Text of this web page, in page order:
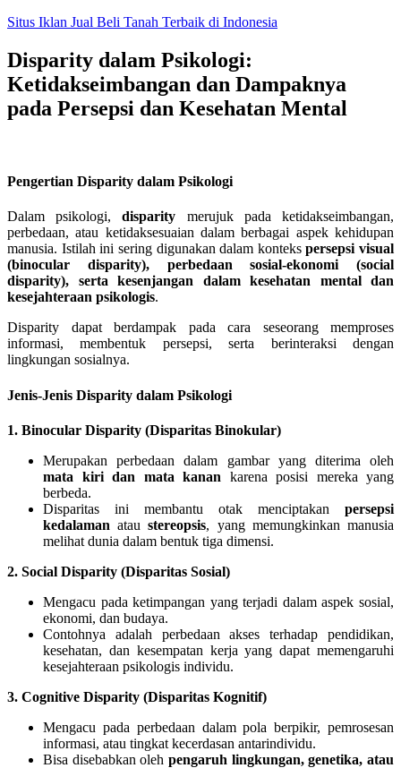
Skip
content
Situs Iklan Jual Beli Tanah Terbaik di Indonesia
Disparity dalam Psikologi:
Ketidakseimbangan dan Dampaknya
pada Persepsi dan Kesehatan Mental
Pengertian Disparity dalam Psikologi
Dalam psikologi,disparity merujuk pada ketidakseimbangan,
perbedaan, atau ketidaksesuaian dalam berbagai aspek kehidupan
manusia. Istilah ini sering digunakan dalam kontekspersepsi visual
(binocular disparity), perbedaan sosial-ekonomi (social
disparity), serta kesenjangan dalam kesehatan mental dan
kesejahteraan psikologis.
Disparity dapat berdampak pada cara seseorang memproses
informasi, membentuk persepsi, serta berinteraksi dengan
lingkungan sosialnya.
Jenis-Jenis Disparity dalam Psikologi
1. Binocular Disparity (Disparitas Binokular)
Merupakan perbedaan dalam gambar yang diterima oleh
mata kiri dan mata kanan karena posisi mereka yang
berbeda.
Disparitas ini membantu otak menciptakan persepsi
kedalaman ataustereopsis, yang memungkinkan manusia
melihat dunia dalam bentuk tiga dimensi.
2. Social Disparity (Disparitas Sosial)
Mengacu pada ketimpangan yang terjadi dalam aspek sosial,
ekonomi, dan budaya.
Contohnya adalah perbedaan akses terhadap pendidikan,
kesehatan, dan kesempatan kerja yang dapat memengaruhi
kesejahteraan psikologis individu.
3. Cognitive Disparity (Disparitas Kognitif)
Mengacu pada perbedaan dalam pola berpikir, pemrosesan
informasi, atau tingkat kecerdasan antarindividu.
Bisa disebabkan oleh pengaruh lingkungan, genetika, atau